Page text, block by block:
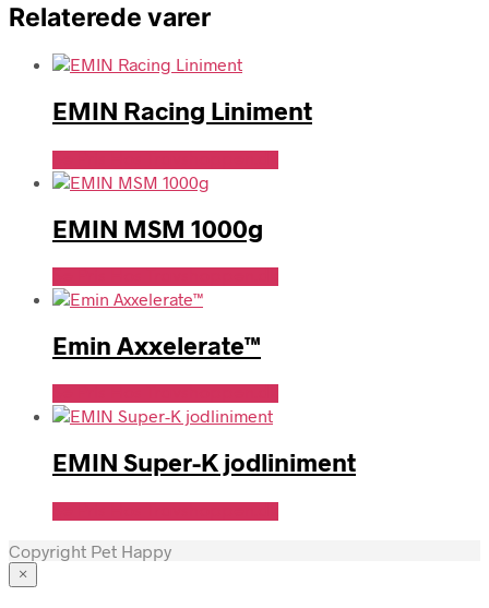
Relaterede varer
EMIN Racing Liniment
EMIN MSM 1000g
Emin Axxelerate™
EMIN Super-K jodliniment
Copyright Pet Happy
×